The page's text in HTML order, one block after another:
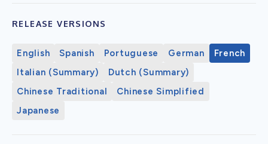
RELEASE VERSIONS
English Spanish Portuguese German
French
Italian (Summary)
Dutch (Summary)
Chinese Traditional
Chinese Simplified
Japanese